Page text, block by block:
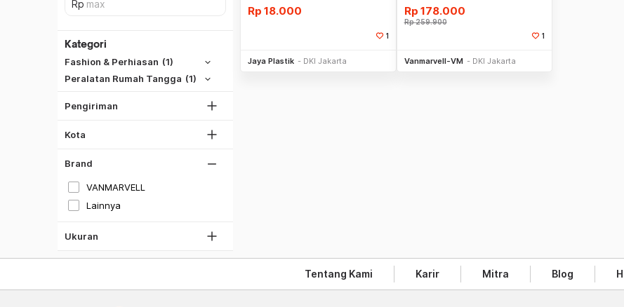
Kategori
Fashion & Perhiasan (1)
Peralatan Rumah Tangga (1)
Pengiriman
Lihat Semua
Kota
DKI Jakarta
Tangerang
Bekasi
Bogor
Lihat Semua
Brand
VANMARVELL
Lainnya
Ukuran
XXL
Rp 18.000
1
Jaya Plastik DKI Jakarta
Rp 178.000
Rp259.900
1
Vanmarvell-VM DKI Jakarta
Tentang Kami Karir Mitra Blog